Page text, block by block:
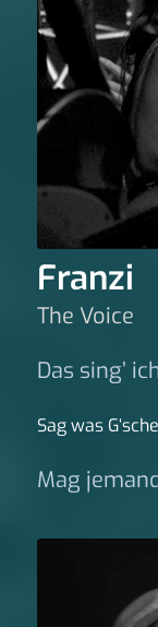
Franzi
The Voice
Das sing’
Sag was
Mag